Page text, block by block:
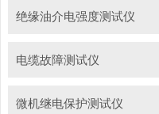
绝缘油介电强度测试仪
电缆故障测试仪
微机继电保护测试仪